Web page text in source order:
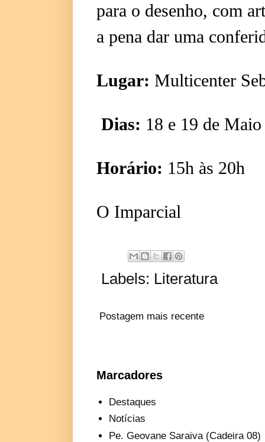
para o desenho, com
a pena dar uma
Lugar: Multicenter
Dias: 18 e 19 de
Horário: 15h às 20h
O Imparcial
Labels: Literatura
Postagem mais recente
Marcadores
Destaques
Notícias
Pe. Geovane Saraiva (Cadeira 08)